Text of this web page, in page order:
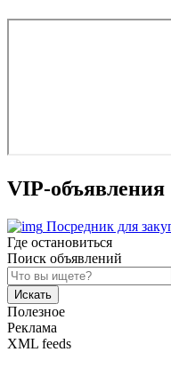
VIP-объявления
Посредник для
Где остановиться
Поиск объявлений
Искать
Полезное
Реклама
XML feeds